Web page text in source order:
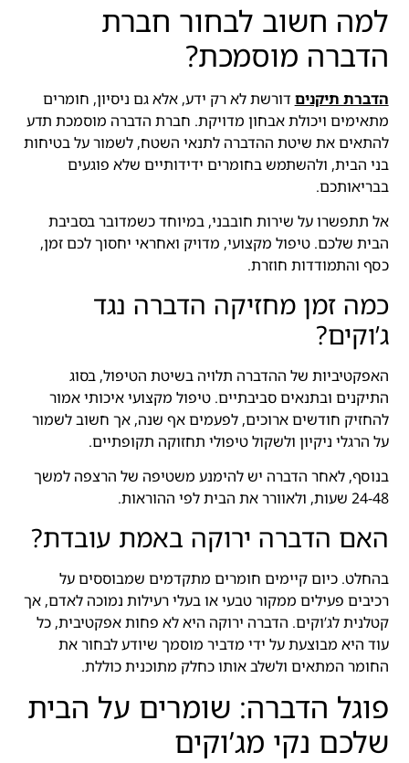
למה חשוב לבחור חברת
הדברה מוסמכת?
הדברת תיקנים דורשת לא רק ידע, אלא גם ניסיון, חומרים
מתאימים ויכולת אבחון מדויקת. חברת הדברה מוסמכת תדע
להתאים את שיטת ההדברה לתנאי השטח, לשמור על בטיחות
בני הבית, ולהשתמש בחומרים ידידותיים שלא פוגעים
בבריאותכם.
אל תתפשרו על שירות חובבני, במיוחד כשמדובר בסביבת
הבית שלכם. טיפול מקצועי, מדויק ואחראי יחסוך לכם זמן,
כסף והתמודדות חוזרת.
כמה זמן מחזיקה הדברה נגד
ג’וקים?
האפקטיביות של ההדברה תלויה בשיטת הטיפול, בסוג
התיקנים ובתנאים סביבתיים. טיפול מקצועי איכותי אמור
להחזיק חודשים ארוכים, לפעמים אף שנה, אך חשוב לשמור
על הרגלי ניקיון ולשקול טיפולי תחזוקה תקופתיים.
בנוסף, לאחר הדברה יש להימנע משטיפה של הרצפה למשך
24-48 שעות, ולאוורר את הבית לפי ההוראות.
האם הדברה ירוקה באמת עובדת?
בהחלט. כיום קיימים חומרים מתקדמים שמבוססים על
רכיבים פעילים ממקור טבעי או בעלי רעילות נמוכה לאדם, אך
קטלנית לג’וקים. הדברה ירוקה היא לא פחות אפקטיבית, כל
עוד היא מבוצעת על ידי מדביר מוסמך שיודע לבחור את
החומר המתאים ולשלב אותו כחלק מתוכנית כוללת.
פוגל הדברה: שומרים על הבית
שלכם נקי מג’וקים